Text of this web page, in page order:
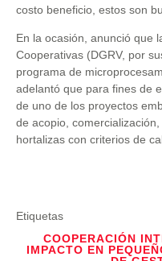
costo beneficio, estos son
En la ocasión, anunció que
Cooperativas (DGRV, por
programa de
adelantó que para fines de
de uno de los proyectos
de acopio,
hortalizas con criterios de
Etiquetas
COOPERACIÓN
IMPACTO EN